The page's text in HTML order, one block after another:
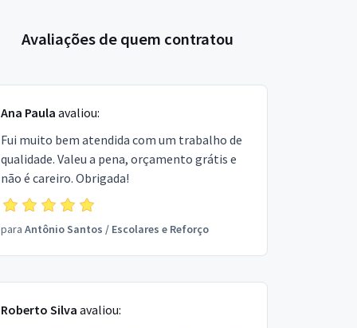
Avaliações de quem contratou
Ana Paula avaliou:
Fui muito bem atendida com um trabalho de
qualidade. Valeu a pena, orçamento grátis e
não é careiro. Obrigada!
para Antônio Santos / Escolares e Reforço
Roberto Silva avaliou: